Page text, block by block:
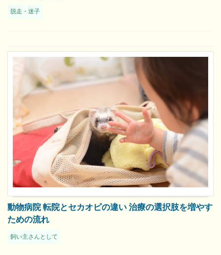
脱走・迷子
動物病院 転院とセカオピの違い 治療の選択肢を増やす
ための流れ
飼い主さんとして